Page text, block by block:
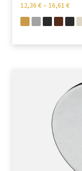
12,36 €– 16,61 €